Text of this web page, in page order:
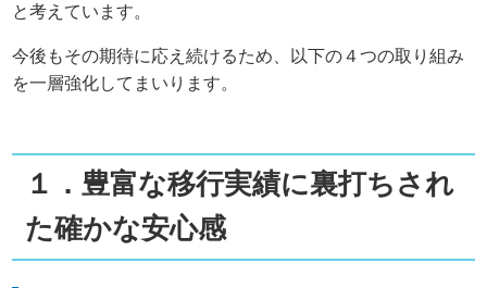
と考えています。
今後もその期待に応え続けるため、以下の４つの取り組み
を一層強化してまいります。
１．豊富な移行実績に裏打ちされ
た確かな安心感